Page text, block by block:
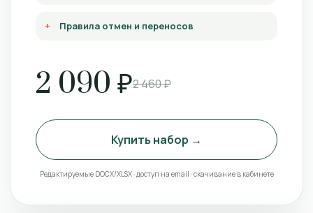
Правила отмен и переносов
2 090 ₽2 460 ₽
Купить набор →
Редактируемые DOCX/XLSX · доступ на email · скачивание в кабинете